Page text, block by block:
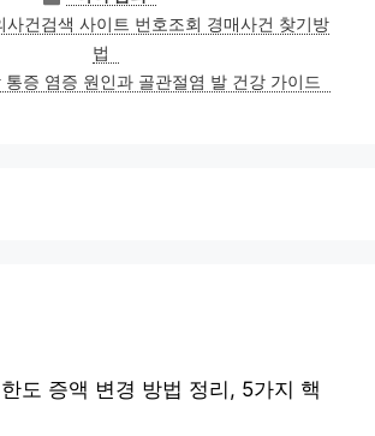
테
고
사건검색 사이트 번호조회 경매사건 찾기방
법
통증 염증 원인과 골관절염 발 건강 가이드
도 증액 변경 방법 정리, 5가지 핵